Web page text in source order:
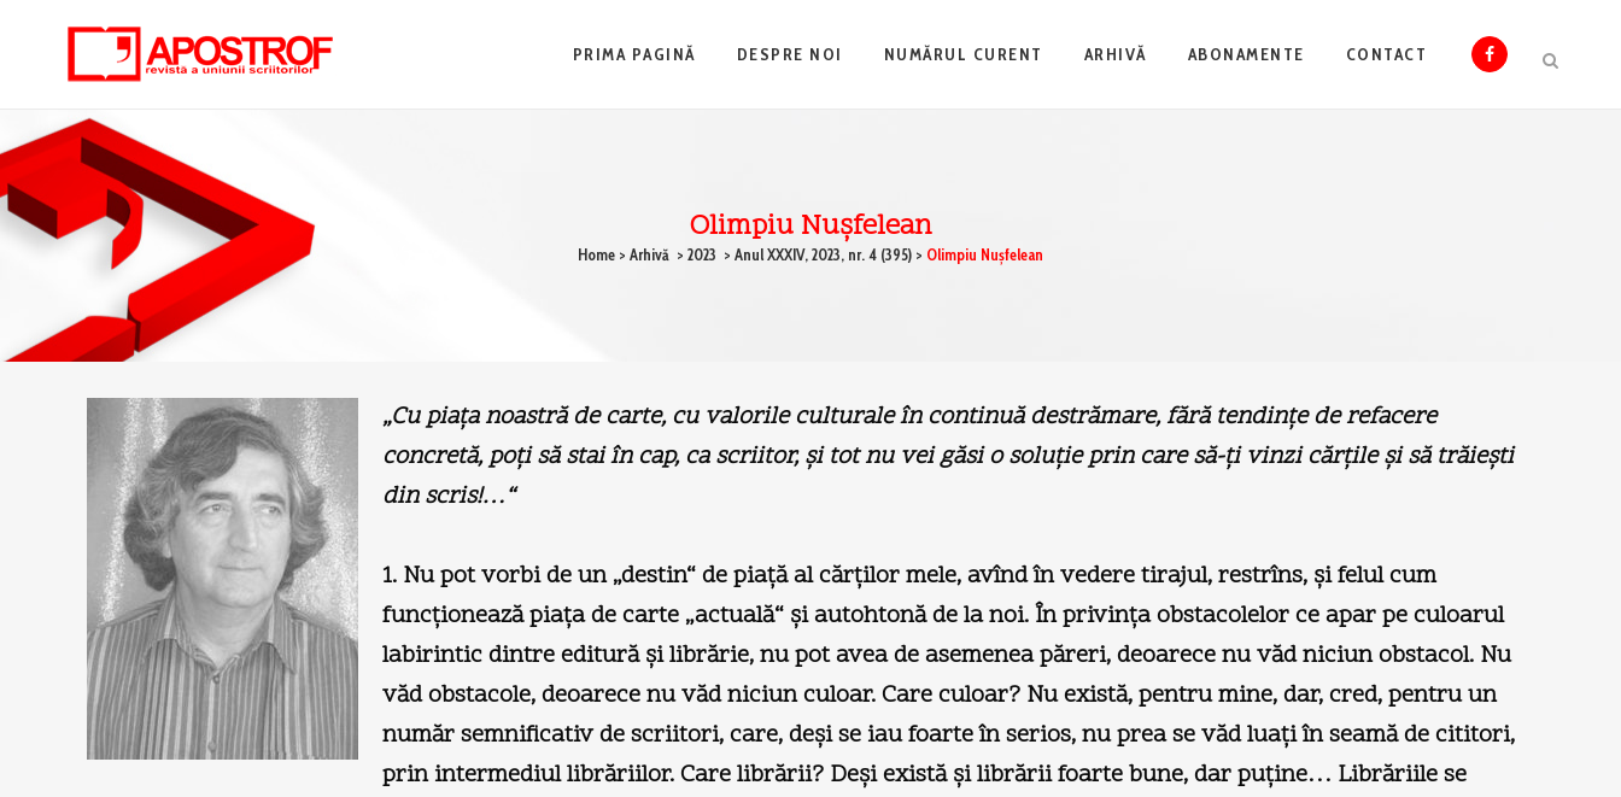
PRIMA PAGINĂ DESPRE NOI NUMĂRUL CURENT ARHIVĂ ABONAMENTE CONTACT
Olimpiu Nuşfelean
Home > Arhivă > 2023 > Anul XXXIV, 2023, nr. 4 (395) > Olimpiu Nuşfelean
„Cu piaţa noastră de carte, cu valorile culturale în continuă destrămare, fără tendinţe de refacere
concretă, poţi să stai în cap, ca scriitor, şi tot nu vei găsi o soluţie prin care să-ţi vinzi cărţile şi să trăieşti
din scris!…“
1. Nu pot vorbi de un „destin“ de piaţă al cărţilor mele, avînd în vedere tirajul, restrîns, şi felul cum
funcţionează piaţa de carte „actuală“ şi autohtonă de la noi. În privinţa obstacolelor ce apar pe culoarul
labirintic dintre editură şi librărie, nu pot avea de asemenea păreri, deoarece nu văd niciun obstacol. Nu
văd obstacole, deoarece nu văd niciun culoar. Care culoar? Nu există, pentru mine, dar, cred, pentru un
număr semnificativ de scriitori, care, deşi se iau foarte în serios, nu prea se văd luaţi în seamă de cititori,
prin intermediul librăriilor. Care librării? Deşi există şi librării foarte bune, dar puţine… Librăriile se